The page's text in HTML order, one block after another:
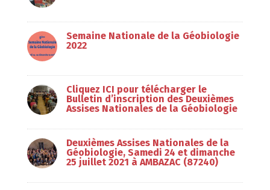
Semaine Nationale de la Géobiologie
2022
Cliquez ICI pour télécharger le
Bulletin d’inscription des Deuxièmes
Assises Nationales de la Géobiologie
Deuxièmes Assises Nationales de la
Géobiologie, Samedi 24 et dimanche
25 juillet 2021 à AMBAZAC (87240)